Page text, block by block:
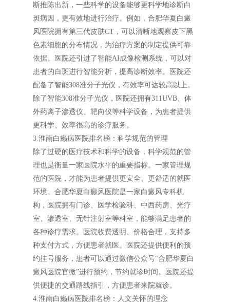
断推陈出新，一些科学的设备能够更科学地诊断白
斑病因，更有效地进行治疗。例如，合肥华夏白癜
风医院拥有第三代皮肤CT，可以清晰地观察皮下黑
色素细胞的分布情况，为治疗方案的制定提供可靠
依据。医院还引进了智能AI成像检测系统，可以对
患者的白斑进行智能分析，提高诊断效率。医院还
配备了智能308准分子光仪，有效率可达较高以上。
除了智能308准分子光仪，医院还拥有311UVB、体
外药离子渗透仪、靶向仪等科学设备，为患者提供
更科学、效率很高的诊疗服务。
3.淮南白癞病医院排名榜：科学规范的管理
除了过硬的医疗技术和科学的设备，科学规范的管
理也是衡量一家医院水平的重要指标。一家管理规
范的医院，才能为患者提供更安全、更舒适的就医
环境。合肥华夏白癜风医院是一家白癜风专科机
构，医院拥有门诊、医学检验科、中西药房、光疗
室、渗透室、无针注射室等科室，能够满足患者的
各种诊疗需求。医院收费透明、价格合理，支持多
种支付方式，方便患者就医。医院还提供便利的预
约挂号服务，患者可以通过微信公众号“合肥华夏白
癜风医院官微”进行预约，节约就诊时间。医院还提
供便捷的交通路线指引，方便患者来院就诊。
4.淮南白癞病医院排名榜：人文关怀的理念